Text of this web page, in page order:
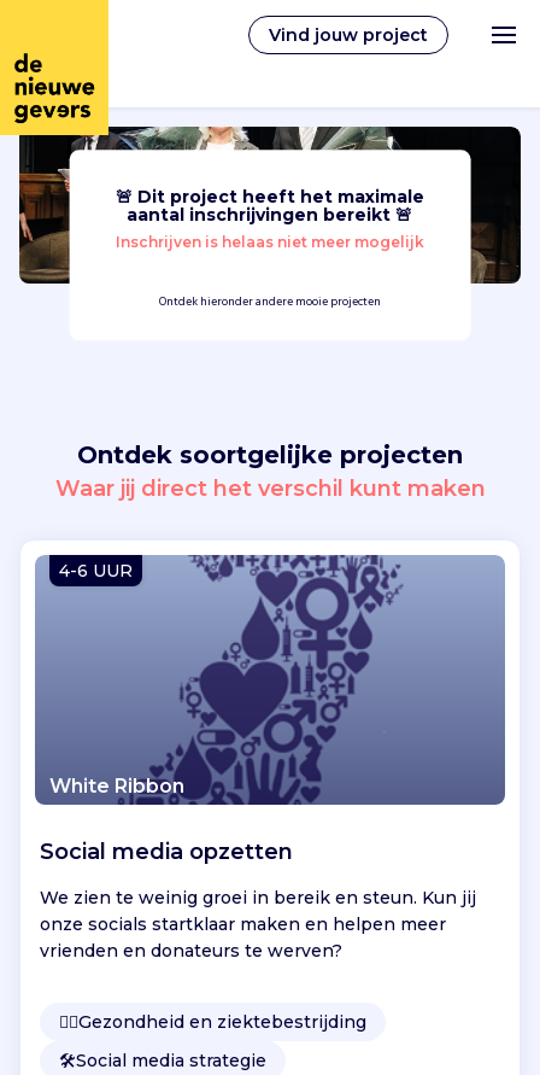
Vind jouw project
Nederlands
Vrijwilligerswerk
Vind jouw project
Inloggen
🚨 Dit project heeft het maximale
aantal inschrijvingen bereikt 🚨
Inschrijven is helaas niet meer mogelijk
Ontdek hieronder andere mooie projecten
Ontdek soortgelijke projecten
Waar jij direct het verschil kunt maken
4-6 UUR
White Ribbon
Social media opzetten
We zien te weinig groei in bereik en steun. Kun jij
onze socials startklaar maken en helpen meer
vrienden en donateurs te werven?
👩‍⚕️Gezondheid en ziektebestrijding
🛠️Social media strategie